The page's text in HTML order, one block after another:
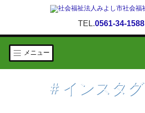
TEL.0561-34-1588
メニュー
＃インスタ